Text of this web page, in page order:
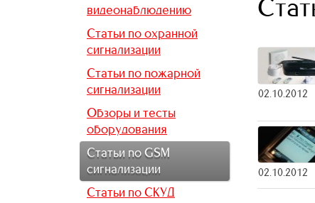
видеонаблюдению
Статьи по охранной
сигнализации
Статьи по пожарной
сигнализации
Обзоры и тесты
оборудования
Статьи по GSM
сигнализации
Статьи по СКУД
02.10.2012
02.10.2012